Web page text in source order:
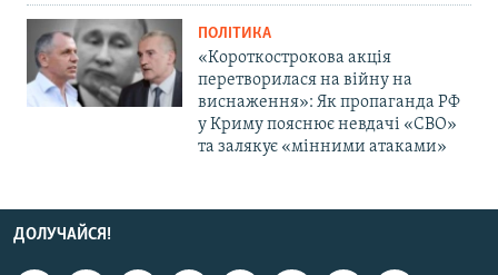
ПОЛІТИКА
«Короткострокова акція
перетворилася на війну на
виснаження»: Як пропаганда РФ
у Криму пояснює невдачі «СВО»
та залякує «мінними атаками»
ДОЛУЧАЙСЯ!